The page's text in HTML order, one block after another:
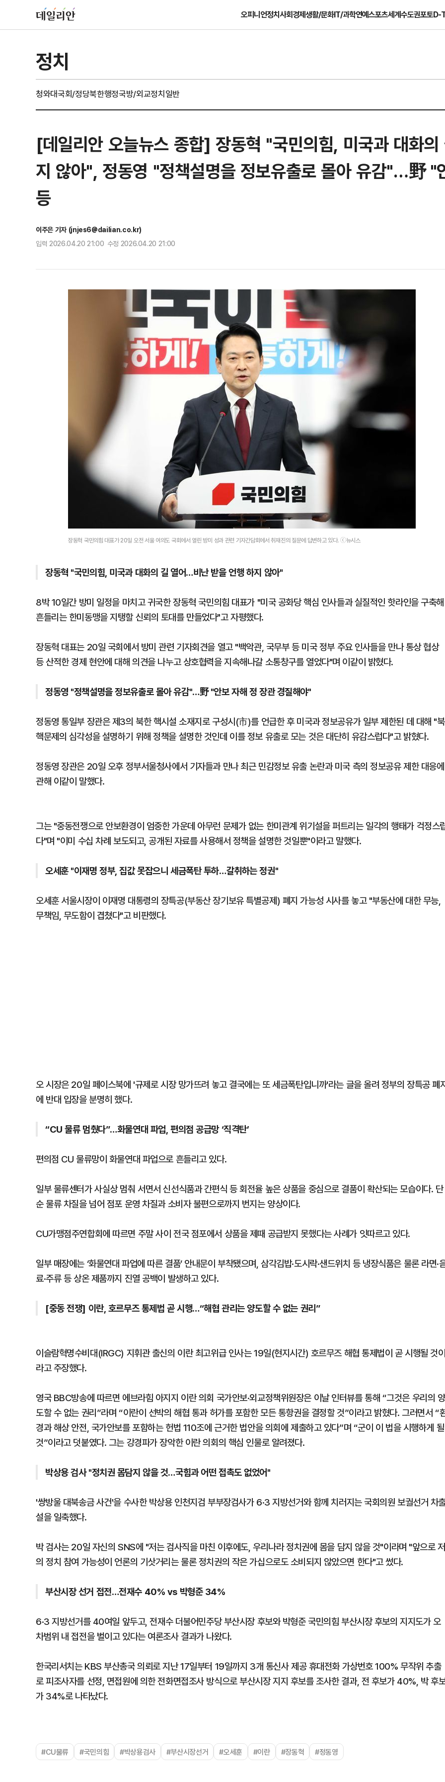
오피니언정치사회경제생활/문화IT/과학연예스포츠세계수도권포토D-
정치
청와대국회/정당북한행정국방/외교정치일반
[데일리안 오늘뉴스 종합] 장동혁 "국민의힘, 미국과 대화
지 않아", 정동영 "정책설명을 정보유출로 몰아 유감"…野 "
등
이주은 기자 (jnjes6@dailian.co.kr)
입력 2026.04.20 21:00 수정 2026.04.20 21:00
장동혁 국민의힘 대표가 20일 오전 서울 여의도 국회에서 열린 방미 성과 관련 기자간담회에서 취재진의 질문에 답변하고 있다. ⓒ뉴시스
장동혁 "국민의힘, 미국과 대화의 길 열어…비난 받을 언행 하지 않아"
8박 10일간 방미 일정을 마치고 귀국한 장동혁 국민의힘 대표가 "미국 공화당 핵심 인사들과 실질적인 핫라인을 구축해
흔들리는 한미동맹을 지탱할 신뢰의 토대를 만들었다"고 자평했다.
장동혁 대표는 20일 국회에서 방미 관련 기자회견을 열고 "백악관, 국무부 등 미국 정부 주요 인사들을 만나 통상 협상
등 산적한 경제 현안에 대해 의견을 나누고 상호협력을 지속해나갈 소통창구를 열었다"며 이같이 밝혔다.
정동영 "정책설명을 정보유출로 몰아 유감"…野 "안보 자해 정 장관 경질해야"
정동영 통일부 장관은 제3의 북한 핵시설 소재지로 구성시(市)를 언급한 후 미국과 정보공유가 일부 제한된 데 대해 "북
핵문제의 심각성을 설명하기 위해 정책을 설명한 것인데 이를 정보 유출로 모는 것은 대단히 유감스럽다"고 밝혔다.
정동영 장관은 20일 오후 정부서울청사에서 기자들과 만나 최근 민감정보 유출 논란과 미국 측의 정보공유 제한 대응에
관해 이같이 말했다.
그는 "중동전쟁으로 안보환경이 엄중한 가운데 아무런 문제가 없는 한미관계 위기설을 퍼트리는 일각의 행태가 걱정스
다"며 "이미 수십 차례 보도되고, 공개된 자료를 사용해서 정책을 설명한 것일뿐"이라고 말했다.
오세훈 "이재명 정부, 집값 못잡으니 세금폭탄 투하…갈취하는 정권"
오세훈 서울시장이 이재명 대통령의 장특공(부동산 장기보유 특별공제) 폐지 가능성 시사를 놓고 "부동산에 대한 무능,
무책임, 무도함이 겹쳤다"고 비판했다.
오 시장은 20일 페이스북에 '규제로 시장 망가뜨려 놓고 결국에는 또 세금폭탄입니까'라는 글을 올려 정부의 장특공 폐
에 반대 입장을 분명히 했다.
“CU 물류 멈췄다”…화물연대 파업, 편의점 공급망 ‘직격탄’
편의점 CU 물류망이 화물연대 파업으로 흔들리고 있다.
일부 물류센터가 사실상 멈춰 서면서 신선식품과 간편식 등 회전율 높은 상품을 중심으로 결품이 확산되는 모습이다. 단
순 물류 차질을 넘어 점포 운영 차질과 소비자 불편으로까지 번지는 양상이다.
CU가맹점주연합회에 따르면 주말 사이 전국 점포에서 상품을 제때 공급받지 못했다는 사례가 잇따르고 있다.
일부 매장에는 ‘화물연대 파업에 따른 결품’ 안내문이 부착됐으며, 삼각김밥·도시락·샌드위치 등 냉장식품은 물론 라면·
료·주류 등 상온 제품까지 진열 공백이 발생하고 있다.
[중동 전쟁] 이란, 호르무즈 통제법 곧 시행…“해협 관리는 양도할 수 없는 권리”
이슬람혁명수비대(IRGC) 지휘관 출신의 이란 최고위급 인사는 19일(현지시간) 호르무즈 해협 통제법이 곧 시행될 것
라고 주장했다.
영국 BBC방송에 따르면 에브라힘 아지지 이란 의회 국가안보·외교정책위원장은 이날 인터뷰를 통해 “그것은 우리의 양
도할 수 없는 권리”라며 “이란이 선박의 해협 통과 허가를 포함한 모든 통항권을 결정할 것”이라고 밝혔다. 그러면서 “
경과 해상 안전, 국가안보를 포함하는 헌법 110조에 근거한 법안을 의회에 제출하고 있다”며 “군이 이 법을 시행하게 될
것”이라고 덧붙였다. 그는 강경파가 장악한 이란 의회의 핵심 인물로 알려졌다.
박상용 검사 "정치권 몸담지 않을 것…국힘과 어떤 접촉도 없었어"
'쌍방울 대북송금 사건'을 수사한 박상용 인천지검 부부장검사가 6·3 지방선거와 함께 치러지는 국회의원 보궐선거 차
설을 일축했다.
박 검사는 20일 자신의 SNS에 "저는 검사직을 마친 이후에도, 우리나라 정치권에 몸을 담지 않을 것"이라며 "앞으로 저
의 정치 참여 가능성이 언론의 기삿거리는 물론 정치권의 작은 가십으로도 소비되지 않았으면 한다"고 썼다.
부산시장 선거 접전…전재수 40% vs 박형준 34%
6·3 지방선거를 40여일 앞두고, 전재수 더불어민주당 부산시장 후보와 박형준 국민의힘 부산시장 후보의 지지도가 오
차범위 내 접전을 벌이고 있다는 여론조사 결과가 나왔다.
한국리서치는 KBS 부산총국 의뢰로 지난 17일부터 19일까지 3개 통신사 제공 휴대전화 가상번호 100% 무작위 추출
로 피조사자를 선정, 면접원에 의한 전화면접조사 방식으로 부산시장 지지 후보를 조사한 결과, 전 후보가 40%, 박 후
가 34%로 나타났다.
#CU물류 #국민의힘 #박상용검사 #부산시장선거 #오세훈 #이란 #장동혁 #정동영